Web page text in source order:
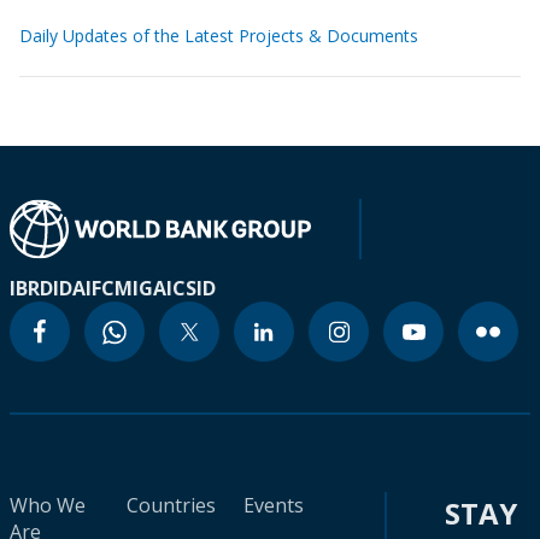
Daily Updates of the Latest Projects & Documents
IBRDIDAIFCMIGAICSID
Who We
Are
Countries
Events
STAY